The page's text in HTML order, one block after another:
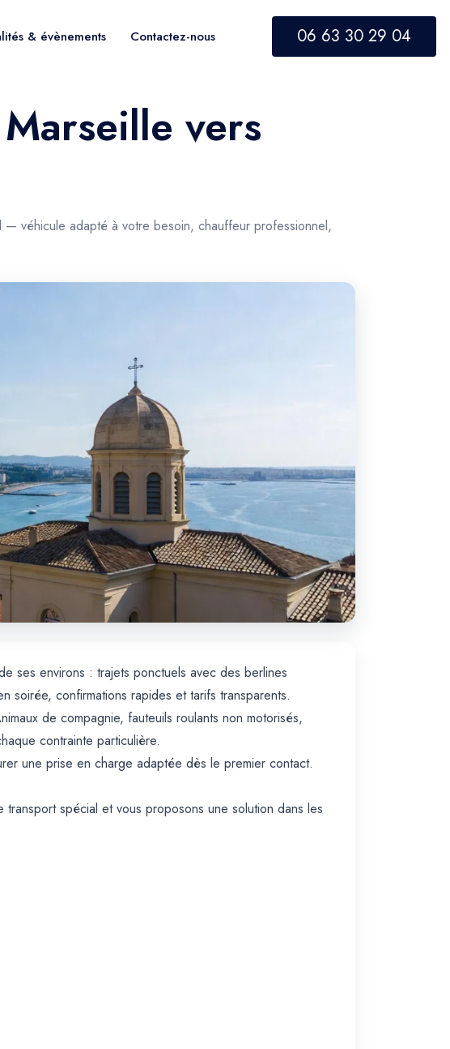
& évènements Contactez-nous 06 63 30 29 04
vers
— véhicule adapté à votre besoin, chauffeur professionnel,
ses environs : trajets ponctuels avec des berlines
soirée, confirmations rapides et tarifs transparents.
de compagnie, fauteuils roulants non motorisés,
contrainte particulière.
une prise en charge adaptée dès le premier contact.
spécial et vous proposons une solution dans les